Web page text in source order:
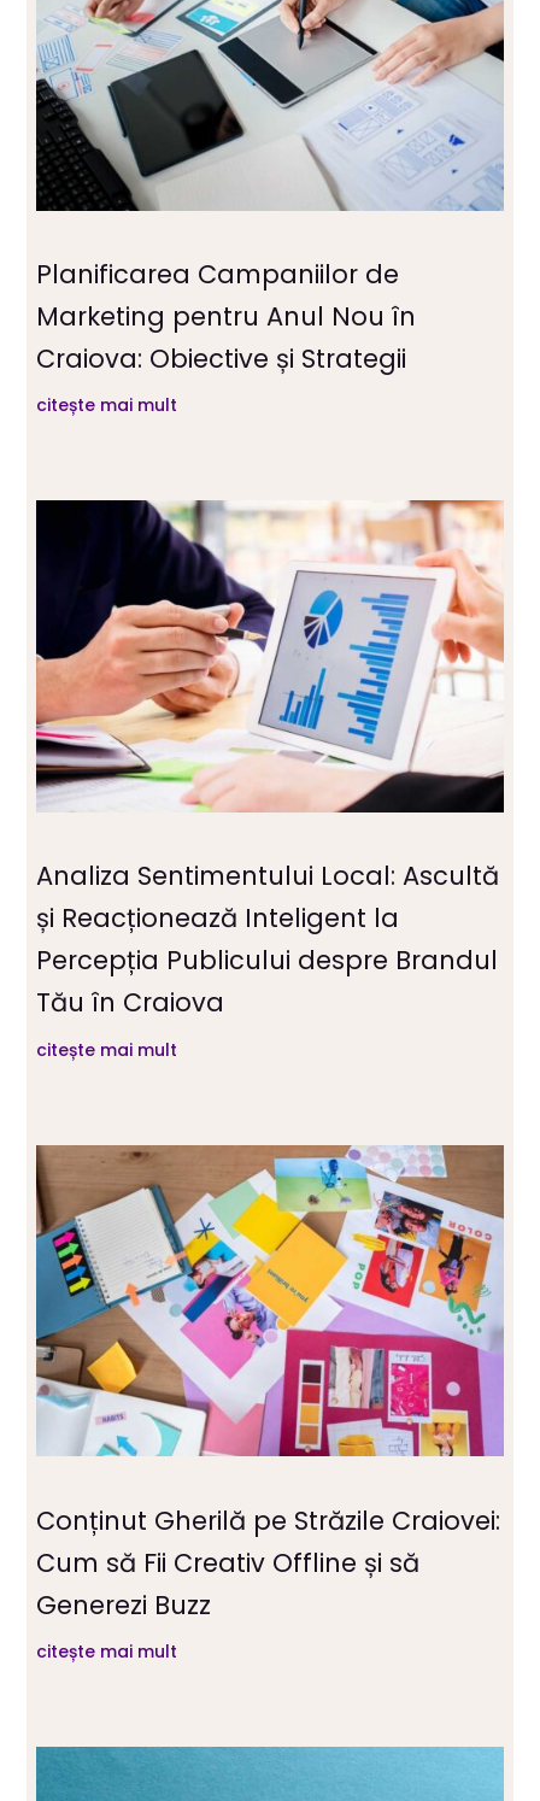
Planificarea Campaniilor de
Marketing pentru Anul Nou în
Craiova: Obiective și Strategii
citește mai mult
Analiza Sentimentului Local: Ascultă
și Reacționează Inteligent la
Percepția Publicului despre Brandul
Tău în Craiova
citește mai mult
Conținut Gherilă pe Străzile Craiovei:
Cum să Fii Creativ Offline și să
Generezi Buzz
citește mai mult